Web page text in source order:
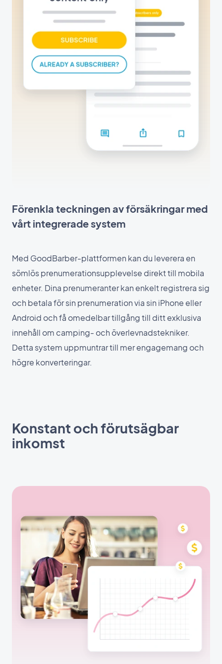
Förenkla teckningen av försäkringar med
vårt integrerade system
Med GoodBarber-plattformen kan du leverera en
sömlös prenumerationsupplevelse direkt till mobila
enheter. Dina prenumeranter kan enkelt registrera sig
och betala för sin prenumeration via sin iPhone eller
Android och få omedelbar tillgång till ditt exklusiva
innehåll om camping- och överlevnadstekniker.
Detta system uppmuntrar till mer engagemang och
högre konverteringar.
Konstant och förutsägbar
inkomst